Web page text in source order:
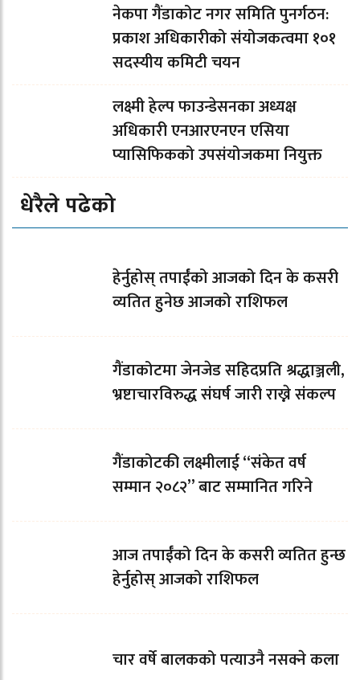
नेकपा गैंडाकोट नगर समिति पुनर्गठन:
प्रकाश अधिकारीको संयोजकत्वमा १०१
सदस्यीय कमिटी चयन
लक्ष्मी हेल्प फाउन्डेसनका अध्यक्ष
अधिकारी एनआरएनएन एसिया
प्यासिफिकको उपसंयोजकमा नियुक्त
धेरैले पढेको
हेर्नुहोस् तपाईंको आजको दिन के कसरी
व्यतित हुनेछ आजको राशिफल
गैंडाकोटमा जेनजेड सहिदप्रति श्रद्धाञ्जली,
भ्रष्टाचारविरुद्ध संघर्ष जारी राख्ने संकल्प
गैंडाकोटकी लक्ष्मीलाई “संकेत वर्ष
सम्मान २०८२” बाट सम्मानित गरिने
आज तपाईँको दिन के कसरी व्यतित हुन्छ
हेर्नुहोस् आजको राशिफल
चार वर्षे बालकको पत्याउनै नसक्ने कला